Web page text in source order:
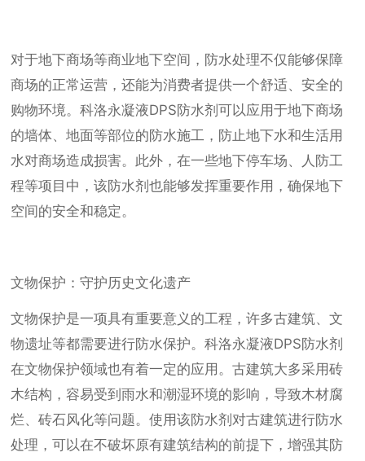
对于地下商场等商业地下空间，防水处理不仅能够保障
商场的正常运营，还能为消费者提供一个舒适、安全的
购物环境。科洛永凝液DPS防水剂可以应用于地下商场
的墙体、地面等部位的防水施工，防止地下水和生活用
水对商场造成损害。此外，在一些地下停车场、人防工
程等项目中，该防水剂也能够发挥重要作用，确保地下
空间的安全和稳定。
文物保护：守护历史文化遗产
文物保护是一项具有重要意义的工程，许多古建筑、文
物遗址等都需要进行防水保护。科洛永凝液DPS防水剂
在文物保护领域也有着一定的应用。古建筑大多采用砖
木结构，容易受到雨水和潮湿环境的影响，导致木材腐
烂、砖石风化等问题。使用该防水剂对古建筑进行防水
处理，可以在不破坏原有建筑结构的前提下，增强其防